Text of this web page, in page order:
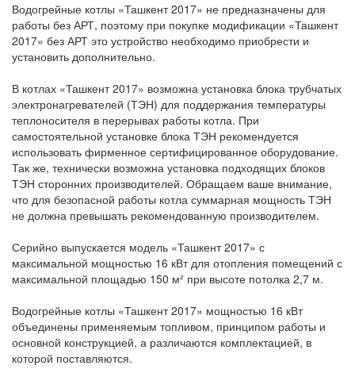
Водогрейные котлы «Ташкент 2017» не предназначены для
работы без АРТ, поэтому при покупке модификации «Ташкент
2017» без АРТ это устройство необходимо приобрести и
установить дополнительно.
В котлах «Ташкент 2017» возможна установка блока трубчатых
электронагревателей (ТЭН) для поддержания температуры
теплоносителя в перерывах работы котла. При
самостоятельной установке блока ТЭН рекомендуется
использовать фирменное сертифицированное оборудование.
Так же, технически возможна установка подходящих блоков
ТЭН сторонних производителей. Обращаем ваше внимание,
что для безопасной работы котла суммарная мощность ТЭН
не должна превышать рекомендованную производителем.
Серийно выпускается модель «Ташкент 2017» с
максимальной мощностью 16 кВт для отопления помещений с
максимальной площадью 150 м² при высоте потолка 2,7 м.
Водогрейные котлы «Ташкент 2017» мощностью 16 кВт
объединены применяемым топливом, принципом работы и
основной конструкцией, а различаются комплектацией, в
которой поставляются.